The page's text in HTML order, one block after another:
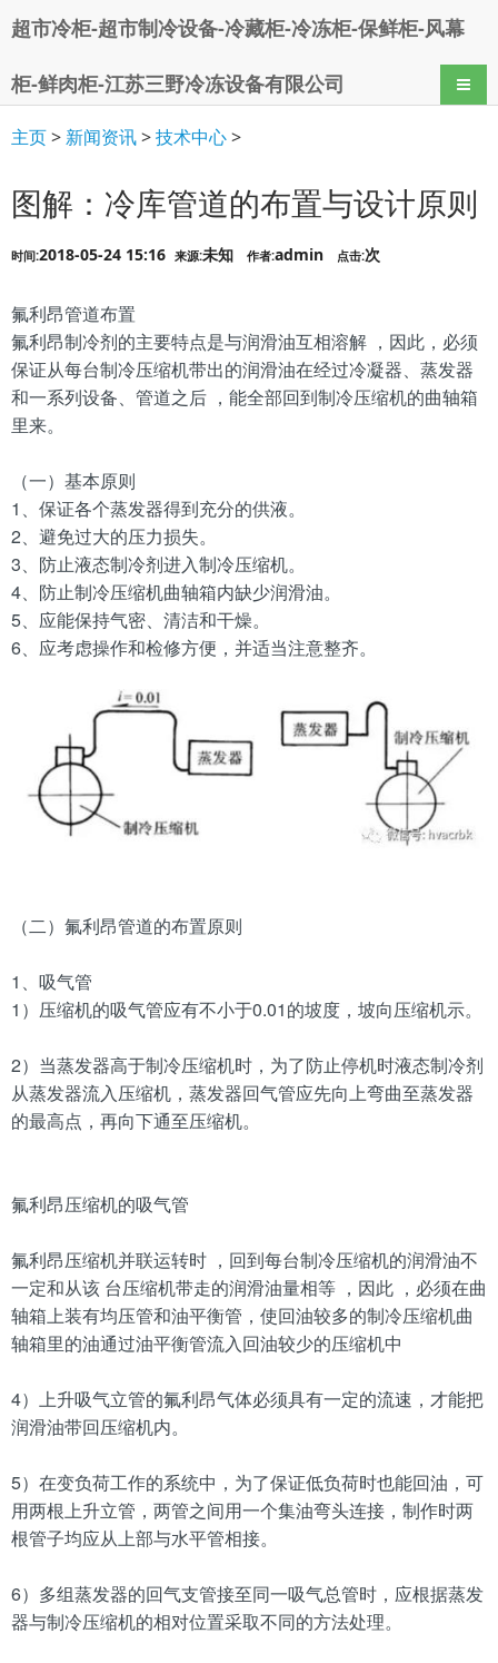
超市冷柜-超市制冷设备-冷藏柜-冷冻柜-保鲜柜-风幕
柜-鲜肉柜-江苏三野冷冻设备有限公司 导航
主页> 新闻资讯>技术中心>
图解：冷库管道的布置与设计原则
时间:2018-05-24 15:16 来源:未知 作者:admin 点击:次
氟利昂管道布置
氟利昂制冷剂的主要特点是与润滑油互相溶解 ，因此，必须
保证从每台制冷压缩机带出的润滑油在经过冷凝器、蒸发器
和一系列设备、管道之后 ，能全部回到制冷压缩机的曲轴箱
里来。
（一）基本原则
1、保证各个蒸发器得到充分的供液。
2、避免过大的压力损失。
3、防止液态制冷剂进入制冷压缩机。
4、防止制冷压缩机曲轴箱内缺少润滑油。
5、应能保持气密、清洁和干燥。
6、应考虑操作和检修方便，并适当注意整齐。
（二）氟利昂管道的布置原则
1、吸气管
1）压缩机的吸气管应有不小于0.01的坡度，坡向压缩机示。
2）当蒸发器高于制冷压缩机时，为了防止停机时液态制冷剂
从蒸发器流入压缩机，蒸发器回气管应先向上弯曲至蒸发器
的最高点，再向下通至压缩机。
氟利昂压缩机的吸气管
氟利昂压缩机并联运转时 ，回到每台制冷压缩机的润滑油不
一定和从该 台压缩机带走的润滑油量相等 ，因此 ，必须在曲
轴箱上装有均压管和油平衡管，使回油较多的制冷压缩机曲
轴箱里的油通过油平衡管流入回油较少的压缩机中
4）上升吸气立管的氟利昂气体必须具有一定的流速，才能把
润滑油带回压缩机内。
5）在变负荷工作的系统中，为了保证低负荷时也能回油，可
用两根上升立管，两管之间用一个集油弯头连接，制作时两
根管子均应从上部与水平管相接。
6）多组蒸发器的回气支管接至同一吸气总管时，应根据蒸发
器与制冷压缩机的相对位置采取不同的方法处理。